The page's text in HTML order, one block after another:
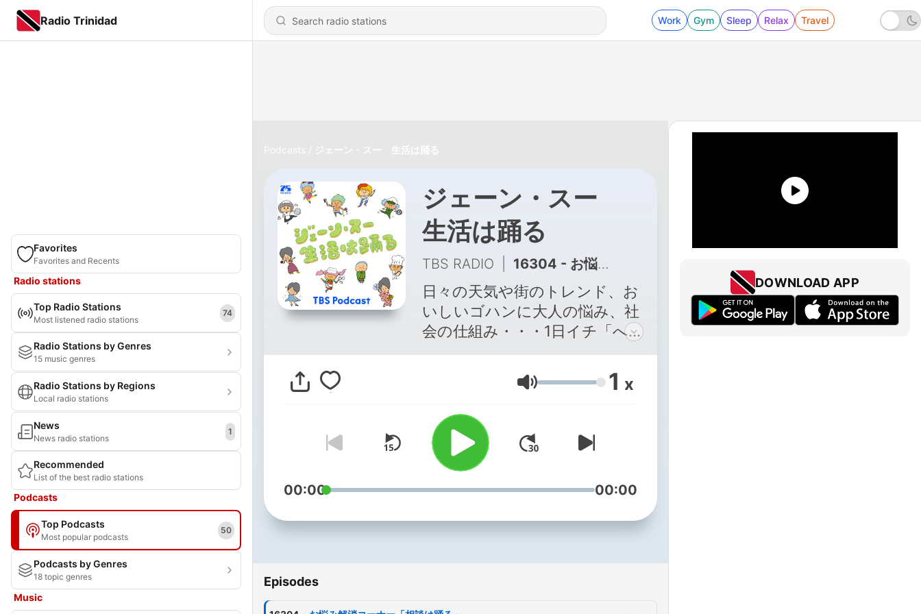
Radio Trinidad Work Gym Sleep Relax Travel
Favorites
Favorites and Recents
Radio stations
Top Radio Stations
Most listened radio stations
74
Radio Stations by Genres
15 music genres
Radio Stations by Regions
Local radio stations
News
News radio stations
1
Recommended
List of the best radio stations
Podcasts
Top Podcasts
Most popular podcasts
50
Podcasts by Genres
18 topic genres
Music
Podcasts ジェーン・スー 生活は踊る
ジェーン・スー
生活は踊る
TBS RADIO 16304 - お悩み解消コーナー「相談は踊る」
日々の天気や街のトレンド、お
いしいゴハンに大人の悩み、社
会の仕組み・・・1日イチ「へ
ぇ～」なトピックスを。新進気
鋭のコラムニスト、ジェーン・
スーが、生活情報や人生の知恵
をナイスなミュージックと共に
綴ります。なにせ生活は続いて
いく。それならせめて、軽やか
なステップで。あなたのお昼を
ちょっと彩る＜昼ドキ支援系ラ
ー 生活は踊る」です。 TBSラ
するコーナーなどは番組の都合
Volume 1 x
00:00 00:00
Episodes
DOWNLOAD APP